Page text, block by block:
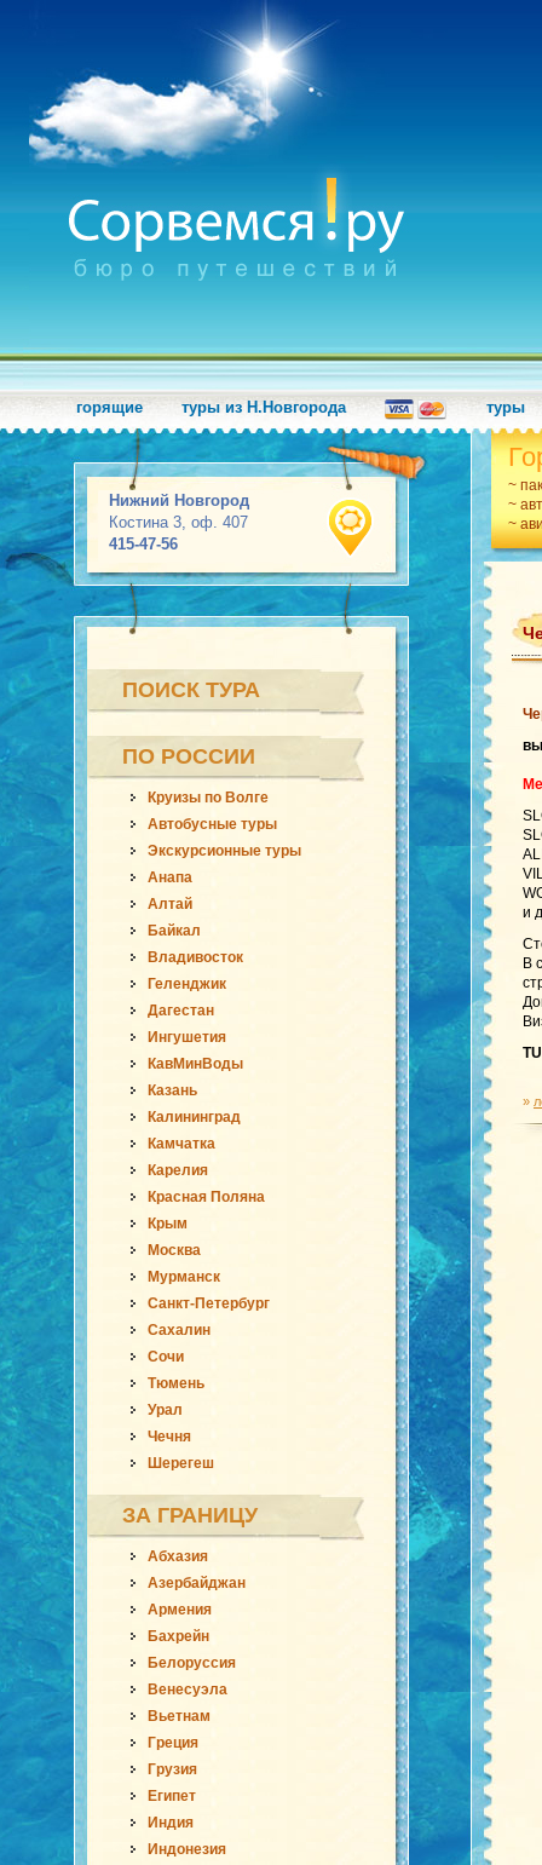
горящие туры из Н.Новгорода туры
Нижний Новгород
Костина 3, оф. 407
415-47-56
~
~
~
ПОИСК ТУРА
ПО РОССИИ
Круизы по Волге
Автобусные туры
Экскурсионные туры
Анапа
Алтай
Байкал
Владивосток
Геленджик
Дагестан
Ингушетия
КавМинВоды
Казань
Калининград
Камчатка
Карелия
Красная Поляна
Крым
Москва
Мурманск
Санкт-Петербург
Сахалин
Сочи
Тюмень
Урал
Чечня
Шерегеш
ЗА ГРАНИЦУ
Абхазия
Азербайджан
Армения
Бахрейн
Белоруссия
Венесуэла
Вьетнам
Греция
Грузия
Египет
Индия
Индонезия
и
В
»